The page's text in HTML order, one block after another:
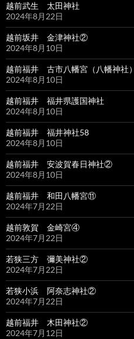
越前武生 太田神社
2024年8月22日
越前坂井 金津神社②
2024年8月10日
越前福井 古市八幡宮（八幡神社）
2024年8月10日
越前福井 福井県護国神社
2024年8月10日
越前福井 福井神社58
2024年8月10日
越前福井 安波賀春日神社②
2024年8月10日
越前福井 和田八幡宮⑪
2024年7月22日
越前敦賀 金崎宮④
2024年7月22日
若狭三方 彌美神社②
2024年7月22日
若狭小浜 阿奈志神社②
2024年7月22日
越前福井 木田神社②
2024年7月12日